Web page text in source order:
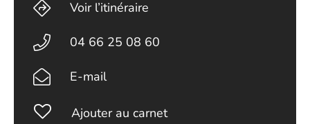
Voir l’itinéraire
04 66 25 08 60
E-mail
Ajouter au carnet